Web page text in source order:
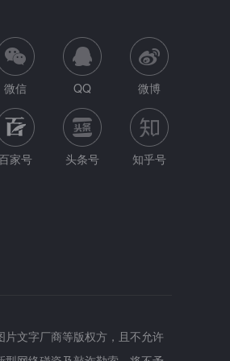
微信 QQ 微博
家号 头条号 知乎号
文字厂商等版权方，且不允许